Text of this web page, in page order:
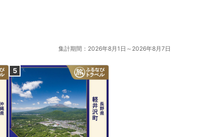
集計期間：2026年8月1日～2026年8月7日